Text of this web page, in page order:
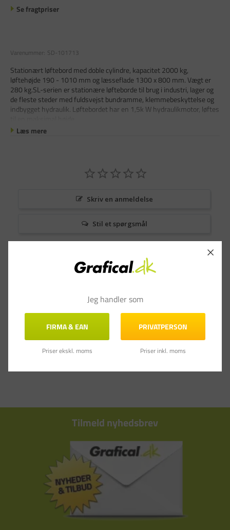
Se fragtpriser
Varenummer: SD-101713
Stationært løftebord med doble cylindre, kapacitet 2000 kg,
løftehøjde 190 - 1010 mm og læsseflade 1300 x 800 mm. Vægt er
280 kg.SL-serien er stationære løfteborde til brug i industri, lager og
de fleste steder med fuldsvejst bundramme, klemmebeskyttelse og
indbygget hydraulik. Løftebordet har en 1,5k W hydraulikmotor, løftes
Læs mere
Skriv en anmeldelse
Stil et spørgsmål
Tilmeld nyhedsbrev
Jeg handler som
FIRMA & EAN
Priser ekskl. moms
PRIVATPERSON
Priser inkl. moms